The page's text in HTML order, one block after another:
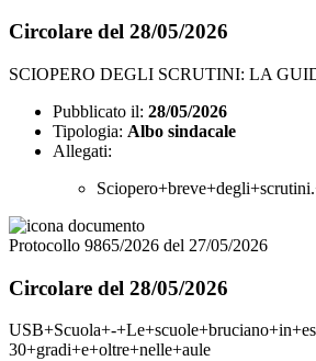
Circolare del 28/05/2026
SCIOPERO DEGLI SCRUTINI: LA
Pubblicato il: 28/05/2026
Tipologia: Albo sindacale
Allegati:
Protocollo 9865/2026 del 27/05/2026
Circolare del 28/05/2026
USB+Scuola+-
30+gradi+e+oltre+nelle+aule